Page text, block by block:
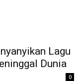
Lagu
Dunia
0